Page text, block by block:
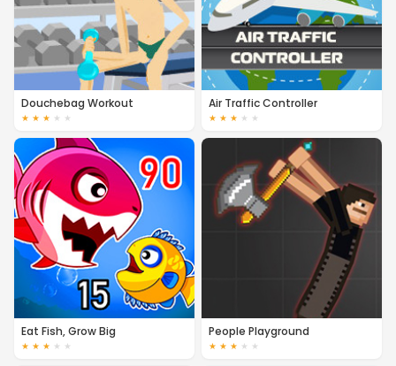
Douchebag Workout
★ ★ ★ ★ ★
Air Traffic Controller
★ ★ ★ ★ ★
Eat Fish, Grow Big
★ ★ ★ ★ ★
People Playground
★ ★ ★ ★ ★